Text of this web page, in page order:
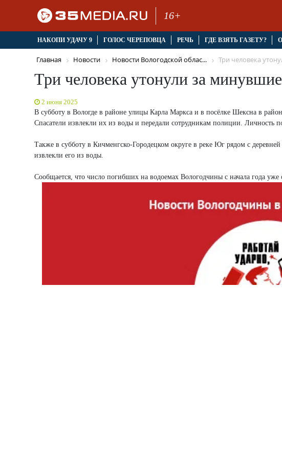
16+
НАКОПИ УДАЧУ 9 ГОЛОС ЧЕРЕПОВЦА РЕЧЬ ГДЕ ВЗЯТЬ ГАЗЕТУ?
Главная Новости Новости Вологодской облас... Три человека
Три человека утонули за
2 июня 2025
В субботу в Вологде в районе улицы Карла Маркса и в посёлке Шексна в
Спасатели извлекли их из воды и передали сотрудникам полиции. Личность
Также в субботу в Кичменгско-Городецком округе в реке Юг рядом с
извлекли его из воды.
Сообщается, что число погибших на водоемах Вологодчины с начала года уже